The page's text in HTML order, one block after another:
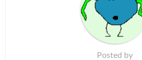
Posted by